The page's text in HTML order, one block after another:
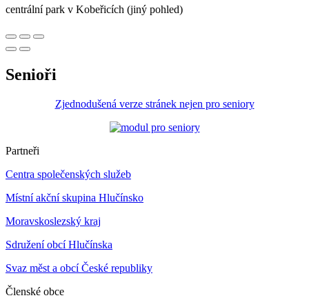
centrální park v Kobeřicích (jiný pohled)
Senioři
Zjednodušená verze stránek nejen pro seniory
Partneři
Centra společenských služeb
Místní akční skupina Hlučínsko
Moravskoslezský kraj
Sdružení obcí Hlučínska
Svaz měst a obcí České republiky
Členské obce